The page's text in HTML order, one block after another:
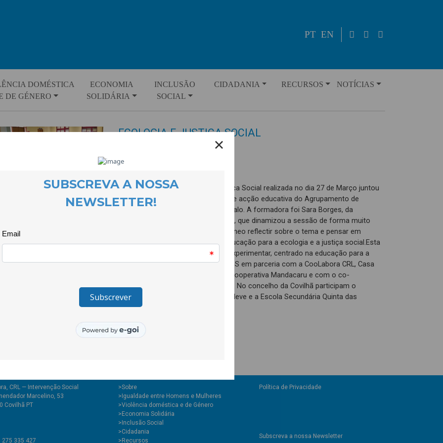
PT EN
DOMÉSTICA
DE GÉNERO
ECONOMIA
SOLIDÁRIA
INCLUSÃO
SOCIAL
CIDADANIA RECURSOS NOTÍCIAS
ECOLOGIA E JUSTIÇA SOCIAL
23 April 2024
A formação sobre Ecologia e Justiça Social realizada no dia 27 de Março juntou
cerca de 60 docentes e auxiliares de acção educativa do Agrupamento de
Escolas a Lã e a Neve, em Cantar Galo. A formadora foi Sara Borges, da
Fundação Gonçalo da Silveira (FGS), que dinamizou a sessão de forma muito
participativa, permitindo em simultâneo reflectir sobre o tema e pensar em
estratégias promotoras de uma educação para a ecologia e a justiça social.Esta
formação faz parte do projecto EDxperimentar, centrado na educação para a
cidadania global, promovido pela FGS em parceria com a CooLabora CRL, Casa
Velha – Ecologia e Espiritualidade, Cooperativa Mandacaru e com o co-
financiamento do Instituto Camões. No concelho da Covilhã participam o
Agrupamento de Escolas A Lã e a Neve e a Escola Secundária Quinta das
Palmeiras.
CRL — Intervenção Social
Marcelino, 53
Covilhã PT
335 427
>Sobre
>Igualdade entre Homens e Mulheres
>Violência doméstica e de Género
>Economia Solidária
>Inclusão Social
>Cidadania
>Recursos
Política de Privacidade
Subscreva a nossa Newsletter